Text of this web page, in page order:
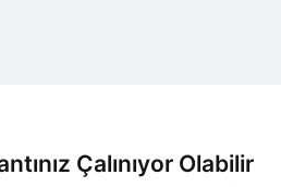
Çalınıyor Olabilir